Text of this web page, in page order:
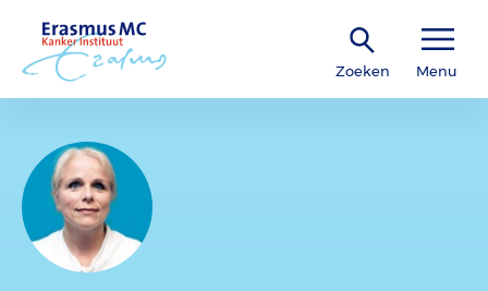
Zoeken Menu